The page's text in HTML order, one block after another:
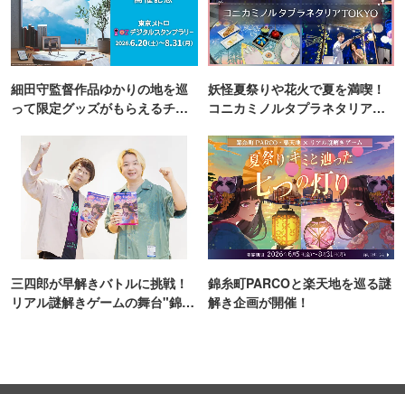
細田守監督作品ゆかりの地を巡
って限定グッズがもらえるチャ
妖怪夏祭りや花火で夏を満喫！
コニカミノルタプラネタリア
三四郎が早解きバトルに挑戦！
リアル謎解きゲームの舞台"錦糸
錦糸町PARCOと楽天地を巡る謎
解き企画が開催！